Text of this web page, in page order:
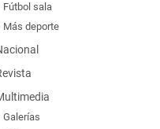
Fútbol sala
Más deporte
Galerías